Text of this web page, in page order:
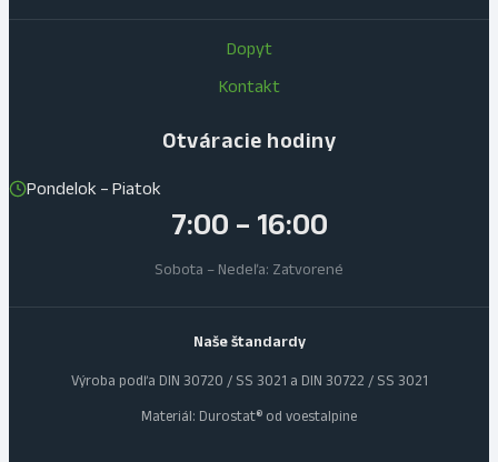
Dopyt
Kontakt
Otváracie hodiny
Pondelok – Piatok
7:00 – 16:00
Sobota – Nedeľa: Zatvorené
Naše štandardy
Výroba podľa DIN 30720 / SS 3021 a DIN 30722 / SS 3021
Materiál: Durostat® od voestalpine